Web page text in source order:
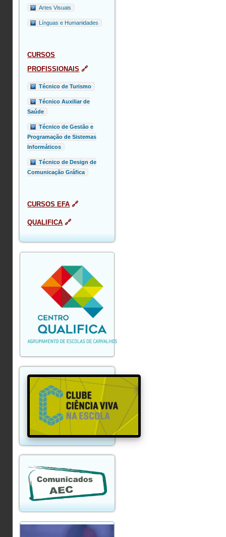
Artes Visuais
Línguas e Humanidades
CURSOS
PROFISSIONAIS 🔗
Técnico de Turismo
Técnico Auxiliar de
Saúde
Técnico de Gestão e
Programação de Sistemas
Informáticos
Técnico de Design de
Comunicação Gráfica
CURSOS EFA 🔗
QUALIFICA 🔗